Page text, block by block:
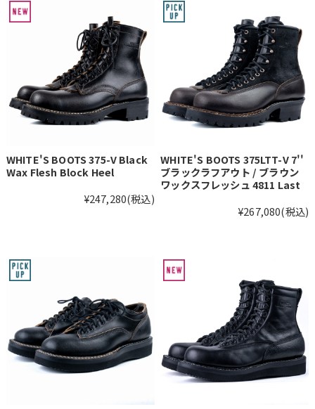
WHITE'S BOOTS 375-V Black
Wax Flesh Block Heel
¥247,280(税込)
WHITE'S BOOTS 375LTT-V 7''
ブラックラフアウト / ブラウン
ワックスフレッシュ 4811 Last
¥267,080(税込)